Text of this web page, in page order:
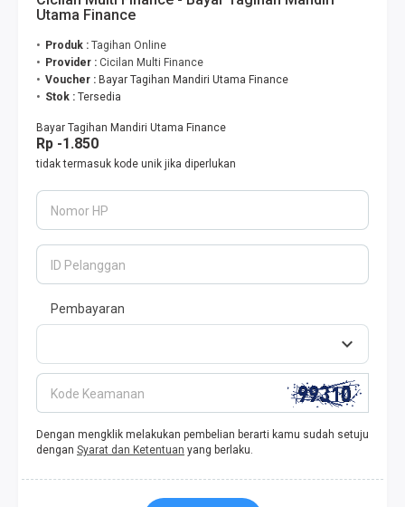
Utama Finance
Produk : Tagihan Online
Provider : Cicilan Multi Finance
Voucher : Bayar Tagihan Mandiri Utama Finance
Stok : Tersedia
Bayar Tagihan Mandiri Utama Finance
Rp -1.850
tidak termasuk kode unik jika diperlukan
Nomor HP
ID Pelanggan
Pembayaran
Kode Keamanan
Dengan mengklik melakukan pembelian berarti kamu sudah setuju
dengan Syarat dan Ketentuan yang berlaku.